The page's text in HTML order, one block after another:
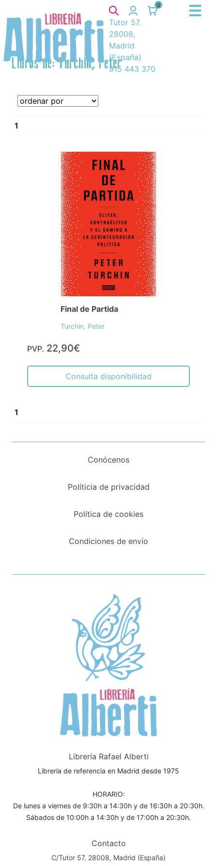
0
Tutor 57.
28008,
Madrid
(España)
915 443 370
Libros de: Turchin, Peter
1
Final de Partida
Turchin, Peter
PVP. 22,90€
Consulta disponibilidad
1
Conócenos
Políticia de privacidad
Política de cookies
Condiciones de envío
Librería Rafael Alberti
Librería de referencia en Madrid desde 1975
HORARIO:
De lunes a viernes de 9:30h a 14:30h y de 16:30h a 20:30h.
Sábados de 10:00h a 14:30h y de 17:00h a 20:30h.
Contacto
C/Tutor 57. 28008, Madrid (España)